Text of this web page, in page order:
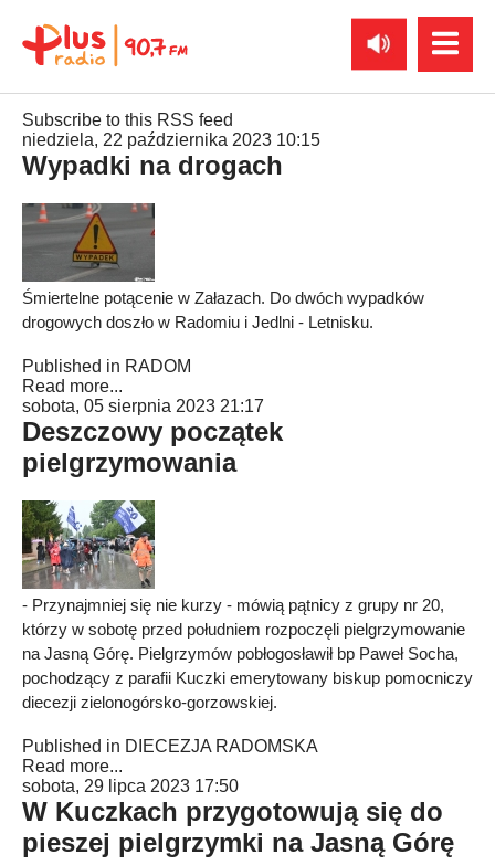
Subscribe to this RSS feed
niedziela, 22 października 2023 10:15
Wypadki na drogach
Śmiertelne potącenie w Załazach. Do dwóch wypadków
drogowych doszło w Radomiu i Jedlni - Letnisku.
Published in RADOM
Read more...
sobota, 05 sierpnia 2023 21:17
Deszczowy początek
pielgrzymowania
- Przynajmniej się nie kurzy - mówią pątnicy z grupy nr 20,
którzy w sobotę przed południem rozpoczęli pielgrzymowanie
na Jasną Górę. Pielgrzymów pobłogosławił bp Paweł Socha,
pochodzący z parafii Kuczki emerytowany biskup pomocniczy
diecezji zielonogórsko-gorzowskiej.
Published in DIECEZJA RADOMSKA
Read more...
sobota, 29 lipca 2023 17:50
W Kuczkach przygotowują się do
pieszej pielgrzymki na Jasną Górę